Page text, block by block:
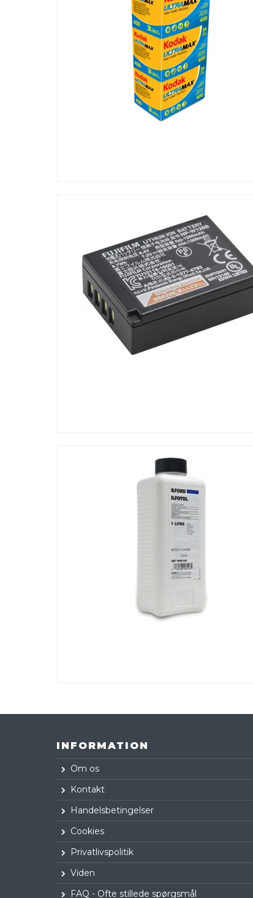
INFORMATION
Om os
Kontakt
Handelsbetingelser
Cookies
Privatlivspolitik
Viden
FAQ - Ofte stillede spørgsmål